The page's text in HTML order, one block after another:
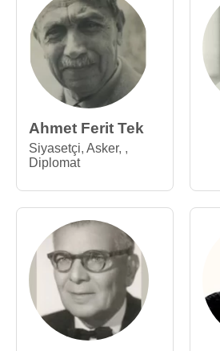
Ahmet Ferit Tek
Siyasetçi, Asker, ,
Diplomat